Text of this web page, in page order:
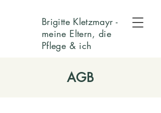
Brigitte Kletzmayr -
meine Eltern, die
Pflege & ich
AGB